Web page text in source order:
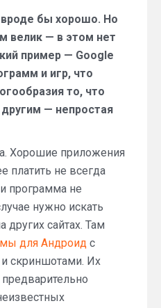
бы хорошо. Но
велик — в этом нет
пример — Google
и игр, что
то, что
— непростая
Хорошие приложения
платить не всегда
программа не
нужно искать
сайтах. Там
для Андроид с
скриншотами. Их